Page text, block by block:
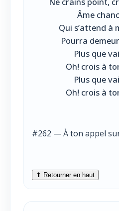
Âme
Qui s’attend à
Pourra
Plus que
Oh! crois à
Plus que
Oh! crois à
#262 — À ton appel
⬆ Retourner en haut